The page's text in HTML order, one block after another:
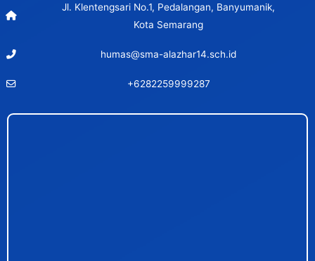
Jl. Klentengsari No.1, Pedalangan, Banyumanik,
Kota Semarang
humas@sma-alazhar14.sch.id
+6282259999287